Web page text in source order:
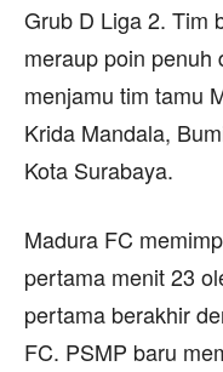
Grub D Liga 2. Tim
meraup poin penuh
menjamu tim tamu
Krida Mandala,
Kota Surabaya.
Madura FC
pertama menit 23
pertama berakhir
FC. PSMP baru